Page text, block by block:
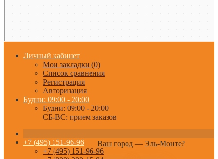
Личный кабинет
Мои закладки (0)
Список сравнения
Регистрация
Авторизация
Будни: 09:00 - 20:00
Будни: 09:00 - 20:00
СБ-ВС: прием заказов
Ваш город — Эль-Монте?
+7 (495) 151-96-96
+7 (495) 151-96-96